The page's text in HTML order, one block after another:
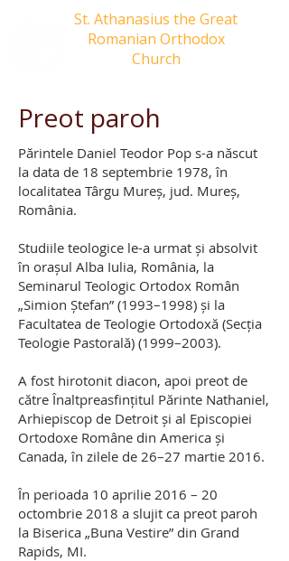
St. Athanasius the Great
Romanian Orthodox
Church
Preot paroh
Părintele Daniel Teodor Pop s-a născut
la data de 18 septembrie 1978, în
localitatea Târgu Mureș, jud. Mureș,
România.
Studiile teologice le-a urmat și absolvit
în orașul Alba Iulia, România, la
Seminarul Teologic Ortodox Român
„Simion Ștefan” (1993–1998) și la
Facultatea de Teologie Ortodoxă (Secția
Teologie Pastorală) (1999–2003).
A fost hirotonit diacon, apoi preot de
către Înaltpreasfințitul Părinte Nathaniel,
Arhiepiscop de Detroit și al Episcopiei
Ortodoxe Române din America și
Canada, în zilele de 26–27 martie 2016.
În perioada 10 aprilie 2016 – 20
octombrie 2018 a slujit ca preot paroh
la Biserica „Buna Vestire” din Grand
Rapids, MI.